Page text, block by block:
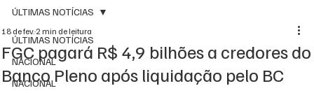
ÚLTIMAS NOTÍCIAS
NACIONAL
NACIONAL
ÚLTIMAS NOTÍCIAS
FGC pagará R$ 4,9 bilhões a credores do
Banco Pleno após liquidação pelo BC
18 de fev.2 min de leitura